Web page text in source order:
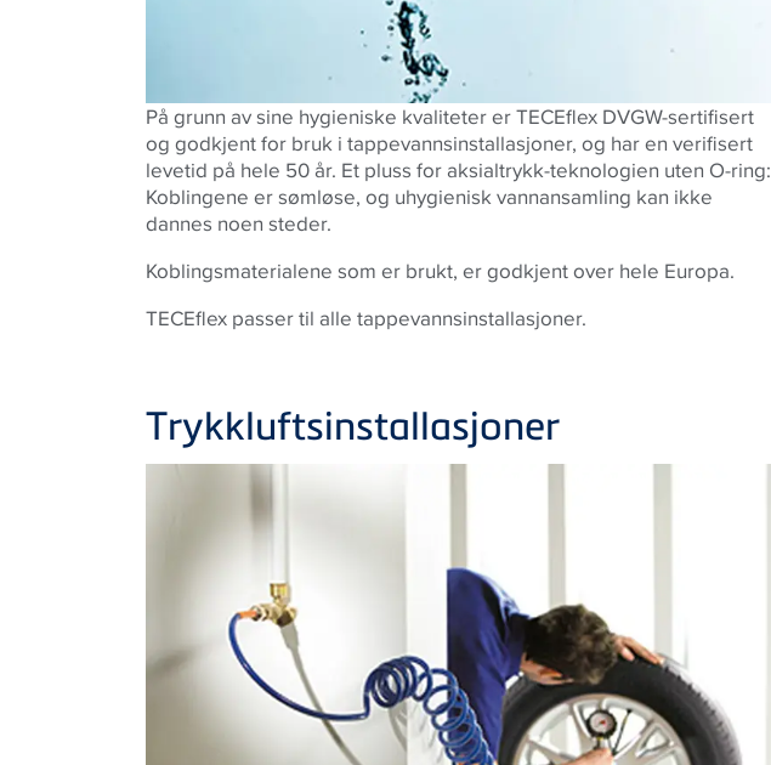
På grunn av sine hygieniske kvaliteter er TECEflex DVGW-sertifisert
og godkjent for bruk i tappevannsinstallasjoner, og har en verifisert
levetid på hele 50 år. Et pluss for aksialtrykk-teknologien uten O-ring:
Koblingene er sømløse, og uhygienisk vannansamling kan ikke
dannes noen steder.
Koblingsmaterialene som er brukt, er godkjent over hele Europa.
TECEflex passer til alle tappevannsinstallasjoner.
Trykkluftsinstallasjoner